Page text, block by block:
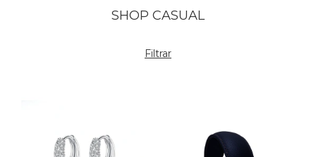
SHOP CASUAL
Filtrar